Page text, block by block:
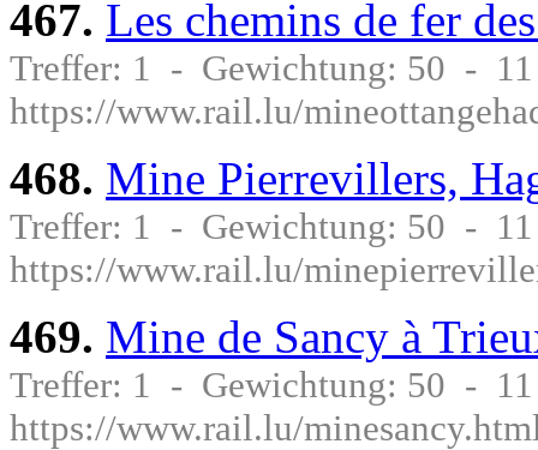
467. Les chemins de fer
Treffer: 1 - Gewichtung: 50 -
https://www.rail.lu/
468. Mine Pierrevillers,
Treffer: 1 - Gewichtung: 50 -
https://www.rail.lu/
469. Mine de Sancy à
Treffer: 1 - Gewichtung: 50 -
https://www.rail.lu/